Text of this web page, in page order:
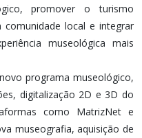
promover o turismo
comunidade local e integrar
museológica mais
programa museológico,
digitalização 2D e 3D do
como MatrizNet e
museografia, aquisição de